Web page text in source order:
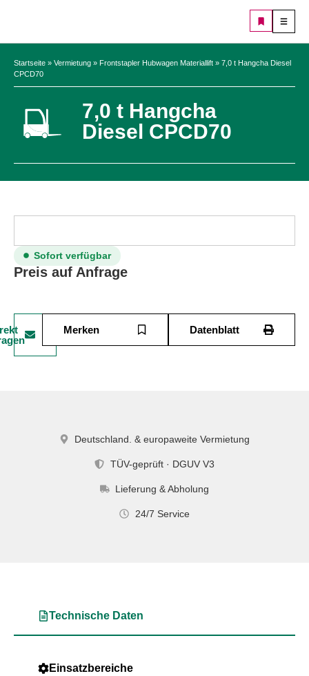
Startseite » Vermietung » Frontstapler Hubwagen Materiallift » 7,0 t Hangcha Diesel
CPCD70
7,0 t Hangcha
Diesel CPCD70
Sofort verfügbar
Preis auf Anfrage
Merken Datenblatt
Deutschland. & europaweite Vermietung
TÜV-geprüft · DGUV V3
Lieferung & Abholung
24/7 Service
Technische Daten
Einsatzbereiche